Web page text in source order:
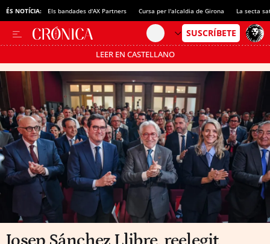
ÉS NOTÍCIA: Els bandades d'AX Partners Cursa per l'alcaldia de Girona La secta
LEER EN CASTELLANO
Passa’t al mode estalvi